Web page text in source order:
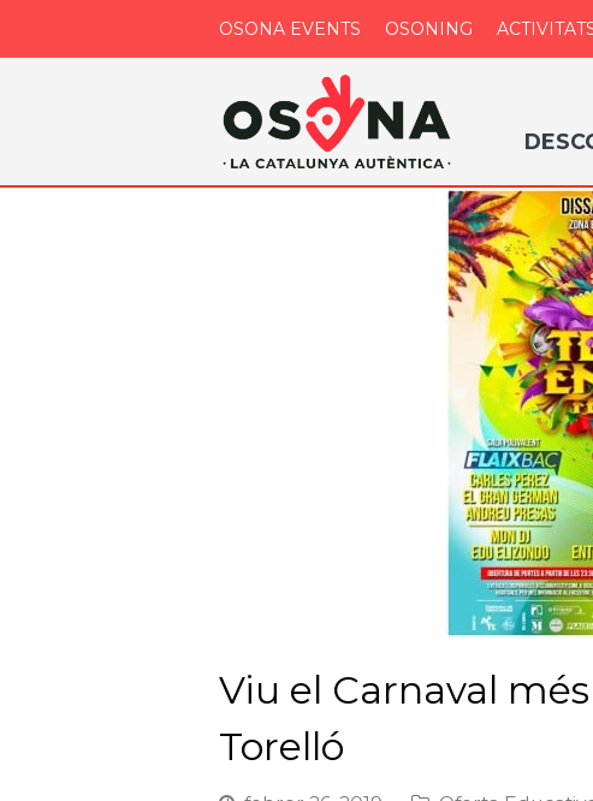
OSONA EVENTS OSONING
Viu el Carnaval
Torelló